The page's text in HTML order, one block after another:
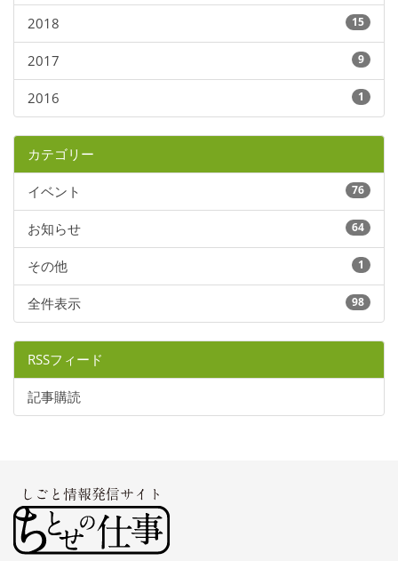
2018 15
2017 9
2016 1
カテゴリー
イベント 76
お知らせ 64
その他 1
全件表示 98
RSSフィード
記事購読